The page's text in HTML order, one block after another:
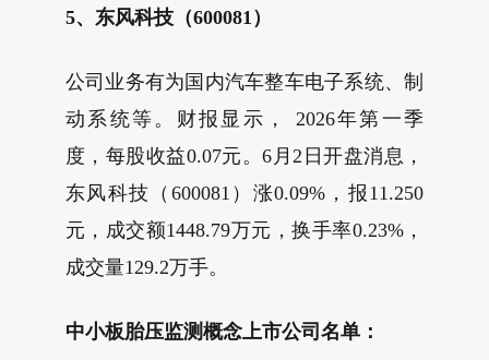
5、东风科技（600081）
公司业务有为国内汽车整车电子系统、制
动系统等。财报显示， 2026年第一季
度，每股收益0.07元。6月2日开盘消息，
东风科技（600081）涨0.09%，报11.250
元，成交额1448.79万元，换手率0.23%，
成交量129.2万手。
中小板胎压监测概念上市公司名单：